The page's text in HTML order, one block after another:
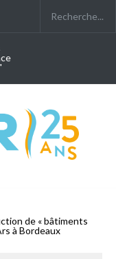
de « bâtiments
à Bordeaux